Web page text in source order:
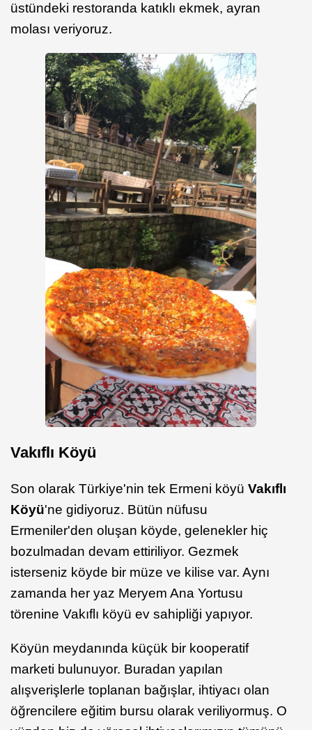
üstündeki restoranda katıklı ekmek, ayran
molası veriyoruz.
Vakıflı Köyü
Son olarak Türkiye'nin tek Ermeni köyü Vakıflı
Köyü'ne gidiyoruz. Bütün nüfusu
Ermeniler'den oluşan köyde, gelenekler hiç
bozulmadan devam ettiriliyor. Gezmek
isterseniz köyde bir müze ve kilise var. Aynı
zamanda her yaz Meryem Ana Yortusu
törenine Vakıflı köyü ev sahipliği yapıyor.
Köyün meydanında küçük bir kooperatif
marketi bulunuyor. Buradan yapılan
alışverişlerle toplanan bağışlar, ihtiyacı olan
öğrencilere eğitim bursu olarak veriliyormuş. O